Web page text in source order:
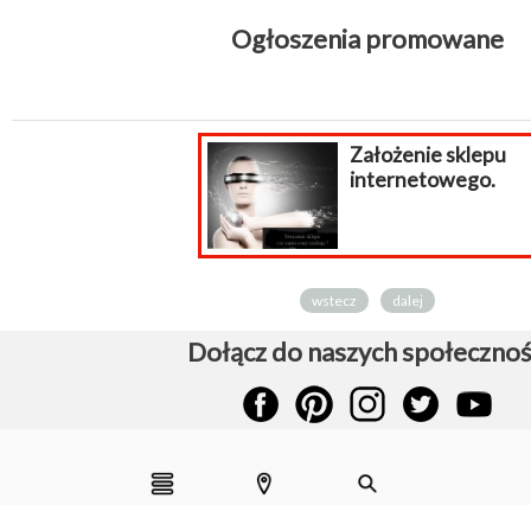
Ogłoszenia promowane
Założenie sklepu
internetowego.
wstecz dalej
Dołącz do naszych